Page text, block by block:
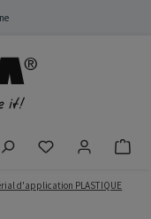
Vous avez 0
d'application PLASTIQUE